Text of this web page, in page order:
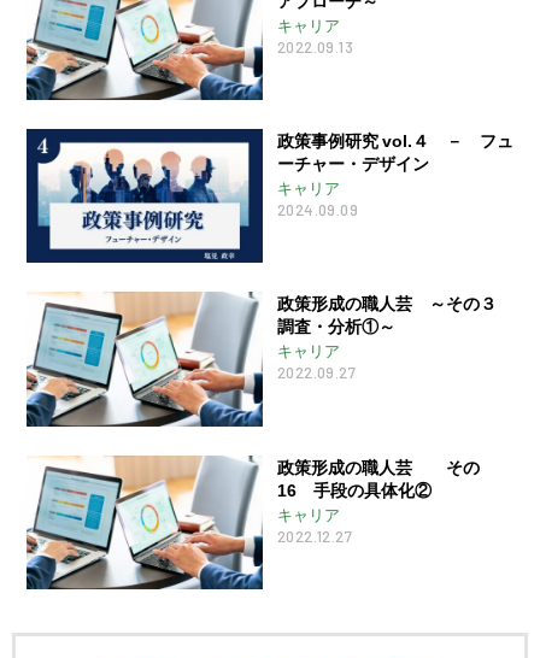
キャリア
2022.09.13
政策事例研究 vol.４ － フュ
ーチャー・デザイン
キャリア
2024.09.09
政策形成の職人芸 ～その３
調査・分析①～
キャリア
2022.09.27
政策形成の職人芸 その
16 手段の具体化②
キャリア
2022.12.27